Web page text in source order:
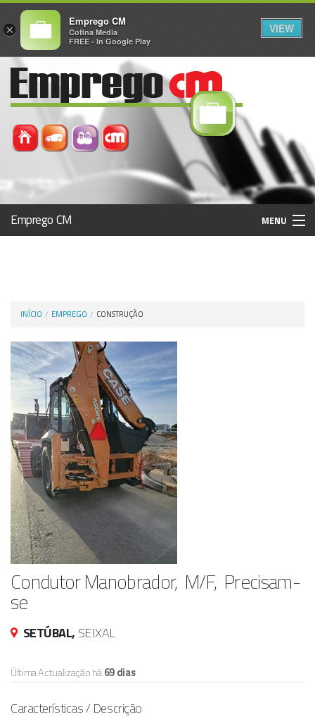
Emprego CM MENU
INÍCIO EMPREGO CONSTRUÇÃO
Condutor Manobrador, M/F, Precisam-
se
SETÚBAL, SEIXAL
Última Actualização há69 dias
Características / Descrição
×
Emprego CM
Cofina Media
FREE - In Google Play
VIEW